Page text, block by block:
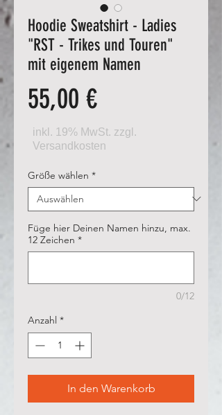
Hoodie Sweatshirt - Ladies
"RST - Trikes und Touren"
mit eigenem Namen
55,00 €Preis
Größe wählen *
Füge hier Deinen Namen hinzu, max.
12 Zeichen *
0/12
Anzahl *
In den Warenkorb